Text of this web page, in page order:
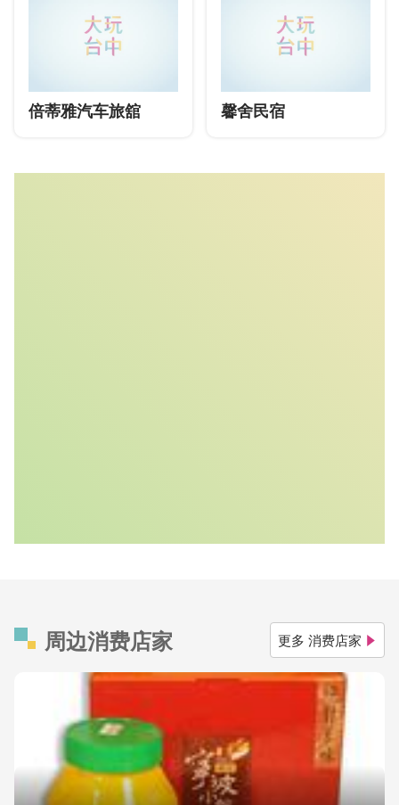
倍蒂雅汽车旅舘 馨舍民宿
周边消费店家 更多 消费店家